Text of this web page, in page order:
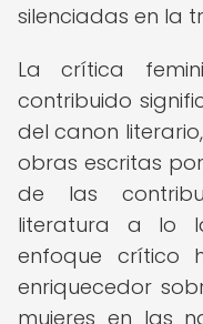
silenciadas en la
La crítica
contribuido
del canon
obras escritas
de las
literatura a lo
enfoque crítico
enriquecedor
mujeres en las